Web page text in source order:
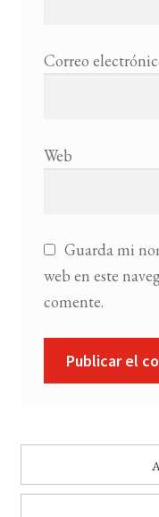
Correo
Web
Guarda mi
web en este
comente.